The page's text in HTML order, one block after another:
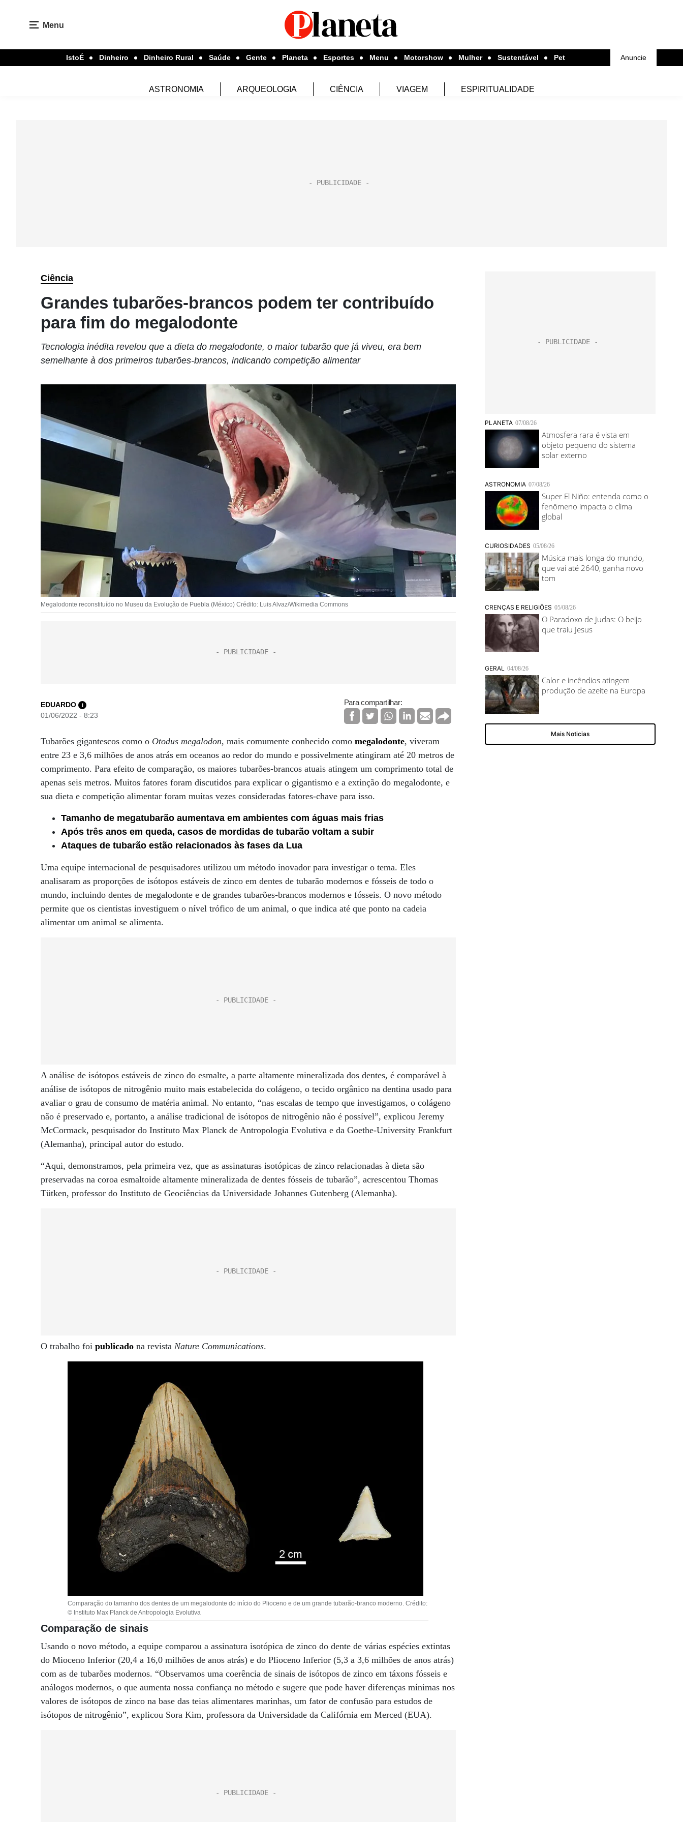
Menu
IstoÉ Dinheiro Dinheiro Rural Saúde Gente Planeta Esportes Menu Motorshow Mulher Sustentável Pet Anuncie
ASTRONOMIA ARQUEOLOGIA CIÊNCIA VIAGEM ESPIRITUALIDADE
Ciência
Grandes tubarões-brancos podem ter contribuído
para fim do megalodonte
Tecnologia inédita revelou que a dieta do megalodonte, o maior tubarão que já viveu, era bem
semelhante à dos primeiros tubarões-brancos, indicando competição alimentar
Megalodonte reconstituído no Museu da Evolução de Puebla (México) Crédito: Luis Alvaz/Wikimedia Commons
EDUARDO i
01/06/2022 - 8:23
Para compartilhar:
Tubarões gigantescos como o Otodus megalodon, mais comumente conhecido como megalodonte, viveram
entre 23 e 3,6 milhões de anos atrás em oceanos ao redor do mundo e possivelmente atingiram até 20 metros de
comprimento. Para efeito de comparação, os maiores tubarões-brancos atuais atingem um comprimento total de
apenas seis metros. Muitos fatores foram discutidos para explicar o gigantismo e a extinção do megalodonte, e
sua dieta e competição alimentar foram muitas vezes consideradas fatores-chave para isso.
Tamanho de megatubarão aumentava em ambientes com águas mais frias
Após três anos em queda, casos de mordidas de tubarão voltam a subir
Ataques de tubarão estão relacionados às fases da Lua
Uma equipe internacional de pesquisadores utilizou um método inovador para investigar o tema. Eles
analisaram as proporções de isótopos estáveis ​​de zinco em dentes de tubarão modernos e fósseis de todo o
mundo, incluindo dentes de megalodonte e de grandes tubarões-brancos modernos e fósseis. O novo método
permite que os cientistas investiguem o nível trófico de um animal, o que indica até que ponto na cadeia
alimentar um animal se alimenta.
A análise de isótopos estáveis ​​de zinco do esmalte, a parte altamente mineralizada dos dentes, é comparável à
análise de isótopos de nitrogênio muito mais estabelecida do colágeno, o tecido orgânico na dentina usado para
avaliar o grau de consumo de matéria animal. No entanto, “nas escalas de tempo que investigamos, o colágeno
não é preservado e, portanto, a análise tradicional de isótopos de nitrogênio não é possível”, explicou Jeremy
McCormack, pesquisador do Instituto Max Planck de Antropologia Evolutiva e da Goethe-University Frankfurt
(Alemanha), principal autor do estudo.
“Aqui, demonstramos, pela primeira vez, que as assinaturas isotópicas de zinco relacionadas à dieta são
preservadas na coroa esmaltoide altamente mineralizada de dentes fósseis de tubarão”, acrescentou Thomas
Tütken, professor do Instituto de Geociências da Universidade Johannes Gutenberg (Alemanha).
O trabalho foi publicado na revista Nature Communications.
Comparação do tamanho dos dentes de um megalodonte do início do Plioceno e de um grande tubarão-branco moderno. Crédito:
© Instituto Max Planck de Antropologia Evolutiva
Comparação de sinais
Usando o novo método, a equipe comparou a assinatura isotópica de zinco do dente de várias espécies extintas
do Mioceno Inferior (20,4 a 16,0 milhões de anos atrás) e do Plioceno Inferior (5,3 a 3,6 milhões de anos atrás)
com as de tubarões modernos. “Observamos uma coerência de sinais de isótopos de zinco em táxons fósseis e
análogos modernos, o que aumenta nossa confiança no método e sugere que pode haver diferenças mínimas nos
valores de isótopos de zinco na base das teias alimentares marinhas, um fator de confusão para estudos de
isótopos de nitrogênio”, explicou Sora Kim, professora da Universidade da Califórnia em Merced (EUA).